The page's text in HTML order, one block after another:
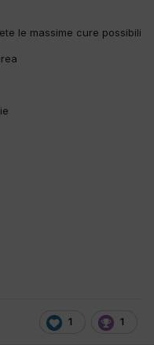
le massime cure possibili
1 1